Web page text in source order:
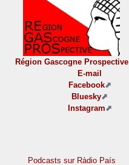
Région Gascogne Prospective
E-mail
Facebook
Bluesky
Instagram
Podcasts sur Ràdio País